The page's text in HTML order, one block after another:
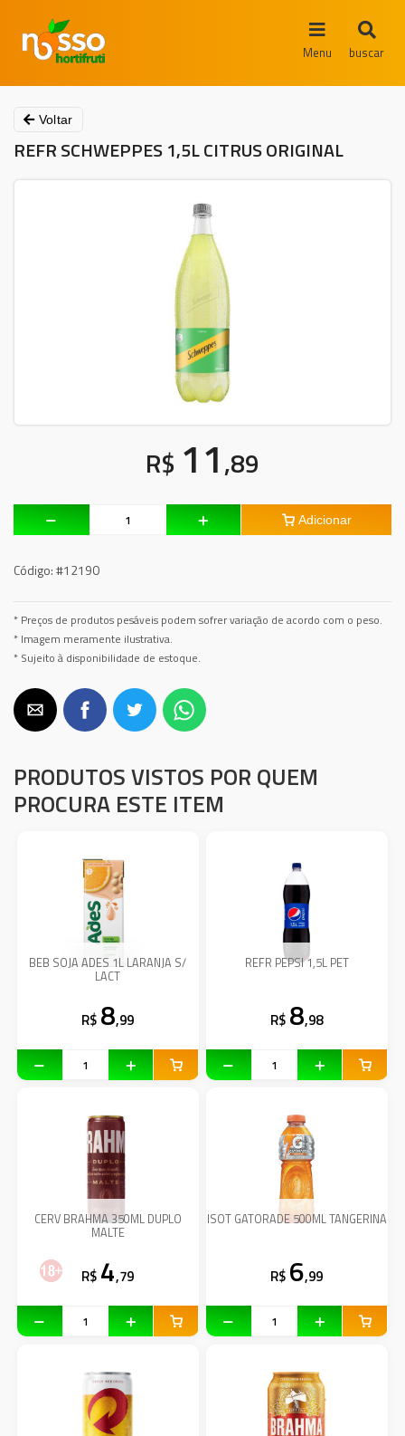
Menu buscar
Voltar
REFR SCHWEPPES 1,5L CITRUS ORIGINAL
R$ 11,89
Adicionar
Código:#12190
* Preços de produtos pesáveis podem sofrer variação de acordo com o peso.
* Imagem meramente ilustrativa.
* Sujeito à disponibilidade de estoque.
PRODUTOS VISTOS POR QUEM
PROCURA ESTE ITEM
BEB SOJA ADES 1L LARANJA S/
LACT
R$ 8,99
REFR PEPSI 1,5L PET
R$ 8,98
CERV BRAHMA 350ML DUPLO
MALTE
R$ 4,79
ISOT GATORADE 500ML TANGERINA
R$ 6,99